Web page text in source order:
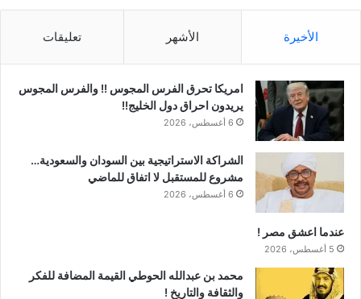
الأخيرة الأشهر تعليقات
امريكا تحرق الفرس المجوس !! والفرس المجوس
يريدون احراق دول الخليج!!
6 أغسطس، 2026
الشراكة الاستراتيجية بين السودان والسعودية…
مشروع للمستقبل لا اتفاق للماضي
6 أغسطس، 2026
عندما اعشق مصر !
5 أغسطس، 2026
محمد بن عبدالله الحوطي القيمة المضافة للفكر
والثقافة والتاريخ !